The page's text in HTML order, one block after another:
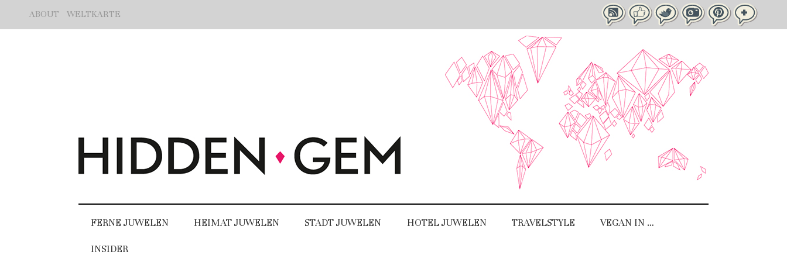
ABOUT WELTKARTE
FERNE JUWELEN HEIMAT JUWELEN STADT JUWELEN HOTEL JUWELEN TRAVELSTYLE VEGAN IN …
INSIDER